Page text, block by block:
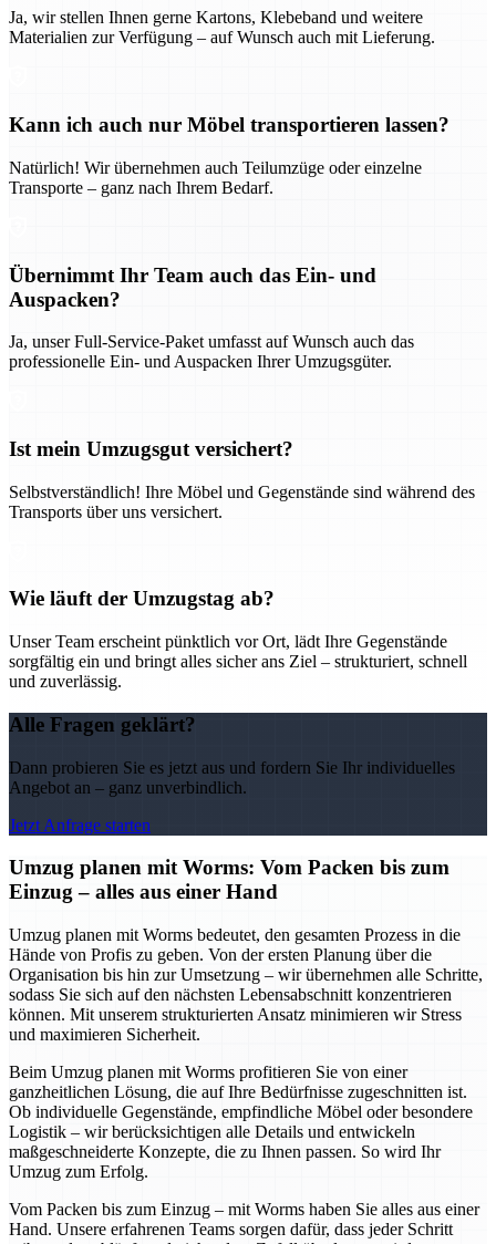
Ja, wir stellen Ihnen gerne Kartons, Klebeband und weitere
Materialien zur Verfügung – auf Wunsch auch mit Lieferung.
Kann ich auch nur Möbel transportieren lassen?
Natürlich! Wir übernehmen auch Teilumzüge oder einzelne
Transporte – ganz nach Ihrem Bedarf.
Übernimmt Ihr Team auch das Ein- und
Auspacken?
Ja, unser Full-Service-Paket umfasst auf Wunsch auch das
professionelle Ein- und Auspacken Ihrer Umzugsgüter.
Ist mein Umzugsgut versichert?
Selbstverständlich! Ihre Möbel und Gegenstände sind während des
Transports über uns versichert.
Wie läuft der Umzugstag ab?
Unser Team erscheint pünktlich vor Ort, lädt Ihre Gegenstände
sorgfältig ein und bringt alles sicher ans Ziel – strukturiert, schnell
und zuverlässig.
Alle Fragen geklärt?
Dann probieren Sie es jetzt aus und fordern Sie Ihr individuelles
Angebot an – ganz unverbindlich.
Jetzt Anfrage starten
Umzug planen mit Worms: Vom Packen bis zum
Einzug – alles aus einer Hand
Umzug planen mit Worms bedeutet, den gesamten Prozess in die
Hände von Profis zu geben. Von der ersten Planung über die
Organisation bis hin zur Umsetzung – wir übernehmen alle Schritte,
sodass Sie sich auf den nächsten Lebensabschnitt konzentrieren
können. Mit unserem strukturierten Ansatz minimieren wir Stress
und maximieren Sicherheit.
Beim Umzug planen mit Worms profitieren Sie von einer
ganzheitlichen Lösung, die auf Ihre Bedürfnisse zugeschnitten ist.
Ob individuelle Gegenstände, empfindliche Möbel oder besondere
Logistik – wir berücksichtigen alle Details und entwickeln
maßgeschneiderte Konzepte, die zu Ihnen passen. So wird Ihr
Umzug zum Erfolg.
Vom Packen bis zum Einzug – mit Worms haben Sie alles aus einer
Hand. Unsere erfahrenen Teams sorgen dafür, dass jeder Schritt